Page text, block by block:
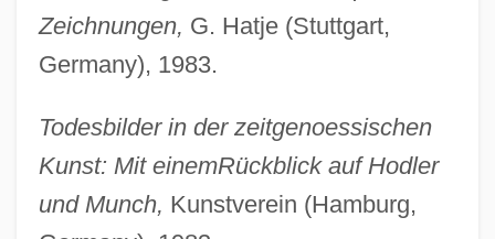
Zeichnungen, G. Hatje (Stuttgart,
Germany), 1983.
Todesbilder in der zeitgenoessischen
Kunst: Mit einemRückblick auf Hodler
und Munch, Kunstverein (Hamburg,